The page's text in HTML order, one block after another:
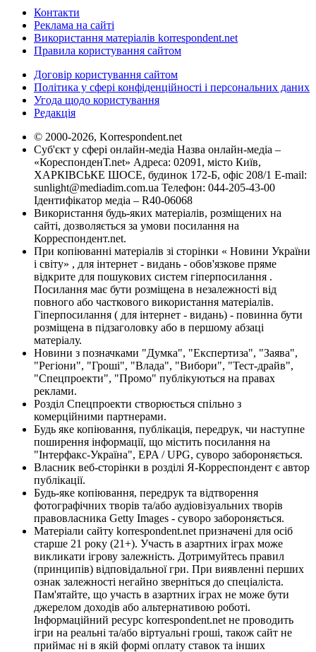
Контакти
Реклама на сайті
Використання матеріалів korrespondent.net
Правила користування сайтом
Договір користування сайтом
Політика у сфері конфіденційності і персональних даних
Угода щодо користування
Редакція
© 2000-2026, Korrespondent.net
Суб'єкт у сфері онлайн-медіа Назва онлайн-медіа –
«КореспонденТ.net» Адреса: 02091, місто Київ,
ХАРКІВСЬКЕ ШОСЕ, будинок 172-Б, офіс 208/1 E-mail:
sunlight@mediadim.com.ua Телефон: 044-205-43-00
Ідентифікатор медіа – R40-06068
Використання будь-яких матеріалів, розміщених на
сайті, дозволяється за умови посилання на
Корреспондент.net.
При копіюванні матеріалів зі сторінки « Новини України
і світу» , для інтернет - видань - обов'язкове пряме
відкрите для пошукових систем гіперпосилання .
Посилання має бути розміщена в незалежності від
повного або часткового використання матеріалів.
Гіперпосилання ( для інтернет - видань) - повинна бути
розміщена в підзаголовку або в першому абзаці
матеріалу.
Новини з позначками "Думка", "Експертиза", "Заява",
"Регіони", "Гроші", "Влада", "Вибори", "Тест-драйв",
"Спецпроекти", "Промо" публікуються на правах
реклами.
Розділ Спецпроекти створюється спільно з
комерційними партнерами.
Будь яке копіювання, публікація, передрук, чи наступне
поширення інформації, що містить посилання на
"Інтерфакс-Україна", EPA / UPG, суворо забороняється.
Власник веб-сторінки в розділі Я-Корреспондент є автор
публікації.
Будь-яке копіювання, передрук та відтворення
фотографічних творів та/або аудіовізуальних творів
правовласника Getty Images - суворо забороняється.
Матеріали сайту korrespondent.net призначені для осіб
старше 21 року (21+). Участь в азартних іграх може
викликати ігрову залежність. Дотримуйтесь правил
(принципів) відповідальної гри. При виявленні перших
ознак залежності негайно зверніться до спеціаліста.
Пам'ятайте, що участь в азартних іграх не може бути
джерелом доходів або альтернативою роботі.
Інформаційний ресурс korrespondent.net не проводить
ігри на реальні та/або віртуальні гроші, також сайт не
приймає ні в якій формі оплату ставок та інших